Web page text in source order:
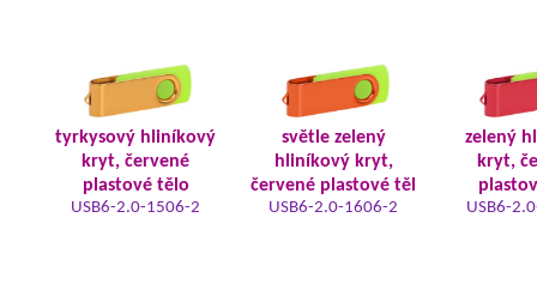
tyrkysový hliníkový
kryt, červené
plastové tělo
USB6-2.0-1506-2
světle zelený
hliníkový kryt,
červené plastové těl
USB6-2.0-1606-2
zelený
kryt,
USB6-